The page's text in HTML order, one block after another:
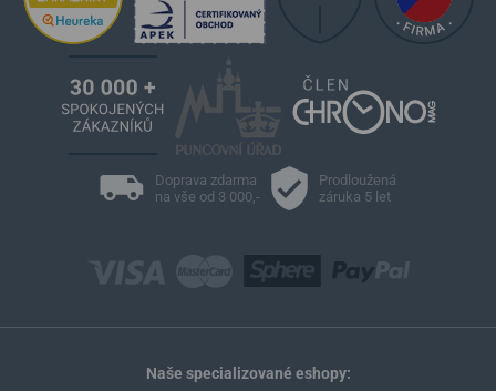
Doprava zdarma
na vše od 3 000,-
Prodloužená
záruka 5 let
Naše specializované eshopy: